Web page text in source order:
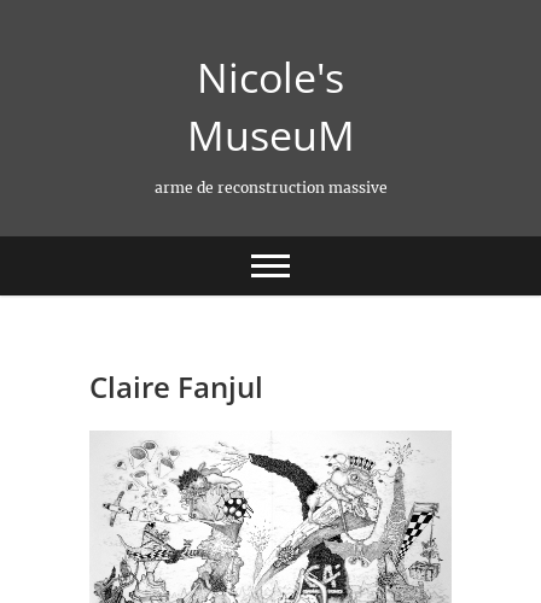
Nicole's
MuseuM
arme de reconstruction massive
Claire Fanjul